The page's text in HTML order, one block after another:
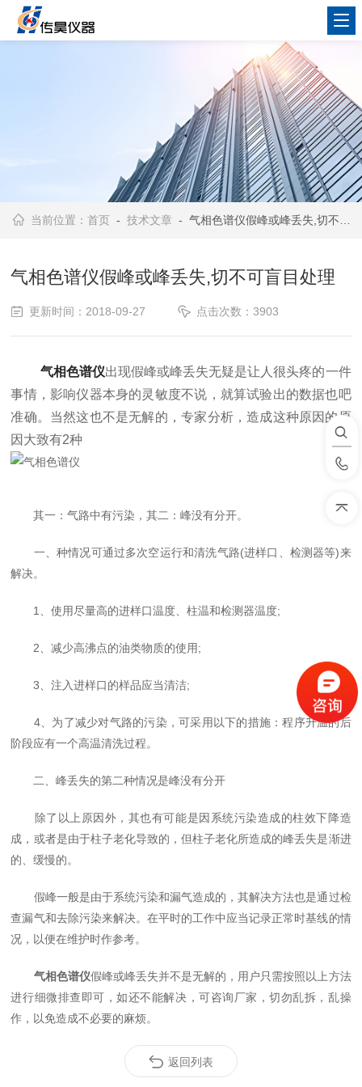
当前位置：首页 -技术文章 - 气相色谱仪假峰或峰丢失,切不可盲目处理
气相色谱仪假峰或峰丢失,切不可盲目处理
更新时间：2018-09-27 点击次数：3903
气相色谱仪出现假峰或峰丢失无疑是让人很头疼的一件
事情，影响仪器本身的灵敏度不说，就算试验出的数据也吧
准确。当然这也不是无解的，专家分析，造成这种原因的原
因大致有2种
其一：气路中有污染，其二：峰没有分开。
一、种情况可通过多次空运行和清洗气路(进样口、检测器等)来
解决。
1、使用尽量高的进样口温度、柱温和检测器温度;
2、减少高沸点的油类物质的使用;
3、注入进样口的样品应当清洁;
4、为了减少对气路的污染，可采用以下的措施：程序升温的后
阶段应有一个高温清洗过程。
二、峰丢失的第二种情况是峰没有分开
除了以上原因外，其也有可能是因系统污染造成的柱效下降造
成，或者是由于柱子老化导致的，但柱子老化所造成的峰丢失是渐进
的、缓慢的。
假峰一般是由于系统污染和漏气造成的，其解决方法也是通过检
查漏气和去除污染来解决。在平时的工作中应当记录正常时基线的情
况，以便在维护时作参考。
气相色谱仪假峰或峰丢失并不是无解的，用户只需按照以上方法
进行细微排查即可，如还不能解决，可咨询厂家，切勿乱拆，乱操
作，以免造成不必要的麻烦。
返回列表